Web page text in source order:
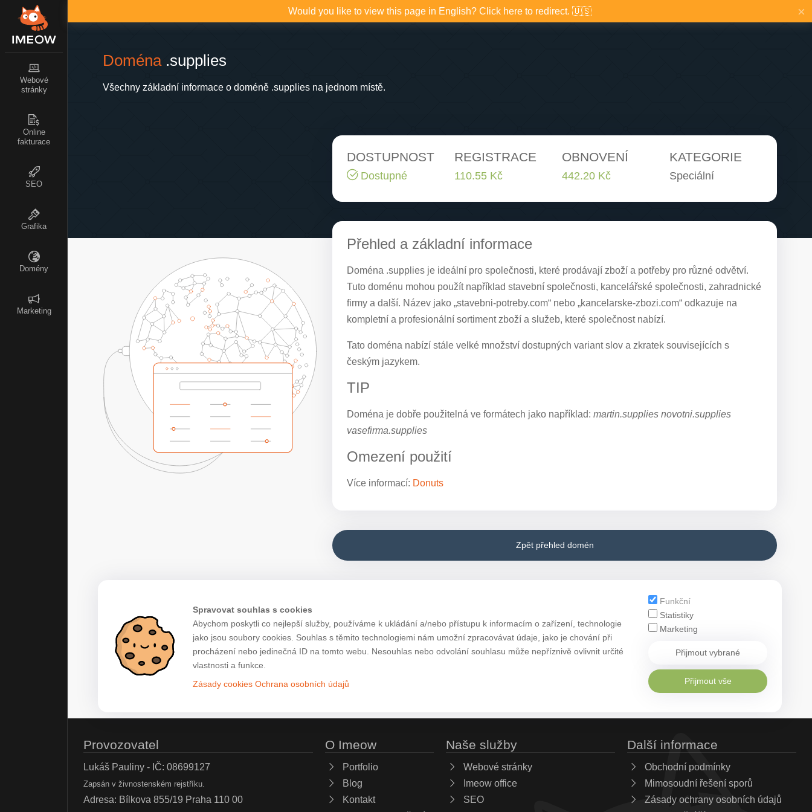
Webové
stránky
Online
fakturace
SEO
Grafika
Domény
Marketing
Would you like to view this page in English? Click here to redirect. 🇺🇸 ×
Doména.supplies
Všechny základní informace o doméně .supplies na jednom místě.
DOSTUPNOST
Dostupné
REGISTRACE
110.55 Kč
OBNOVENÍ
442.20 Kč
KATEGORIE
Speciální
Přehled a základní informace
Doména .supplies je ideální pro společnosti, které prodávají zboží a potřeby pro různé odvětví.
Tuto doménu mohou použít například stavební společnosti, kancelářské společnosti, zahradnické
firmy a další. Název jako „stavebni-potreby.com“ nebo „kancelarske-zbozi.com“ odkazuje na
kompletní a profesionální sortiment zboží a služeb, které společnost nabízí.
Tato doména nabízí stále velké množství dostupných variant slov a zkratek souvisejících s
českým jazykem.
TIP
Doména je dobře použitelná ve formátech jako například: martin.supplies novotni.supplies
vasefirma.supplies
Omezení použití
Více informací: Donuts
Zpět přehled domén
Spravovat souhlas s cookies
Abychom poskytli co nejlepší služby, používáme k ukládání a/nebo přístupu k informacím o zařízení, technologie
jako jsou soubory cookies. Souhlas s těmito technologiemi nám umožní zpracovávat údaje, jako je chování při
procházení nebo jedinečná ID na tomto webu. Nesouhlas nebo odvolání souhlasu může nepříznivě ovlivnit určité
vlastnosti a funkce.
Zásady cookies Ochrana osobních údajů
Funkční
Statistiky
Marketing
Přijmout vybrané
Přijmout vše
Provozovatel
Lukáš Pauliny - IČ: 08699127
Zapsán v živnostenském rejstříku.
Adresa: Bílkova 855/19 Praha 110 00
O Imeow
Portfolio
Blog
Kontakt
Naše služby
Webové stránky
Imeow office
SEO
Další informace
Obchodní podmínky
Mimosoudní řešení sporů
Zásady ochrany osobních údajů